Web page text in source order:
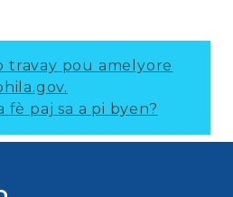
travay pou amelyore
fè paj sa a pi byen?